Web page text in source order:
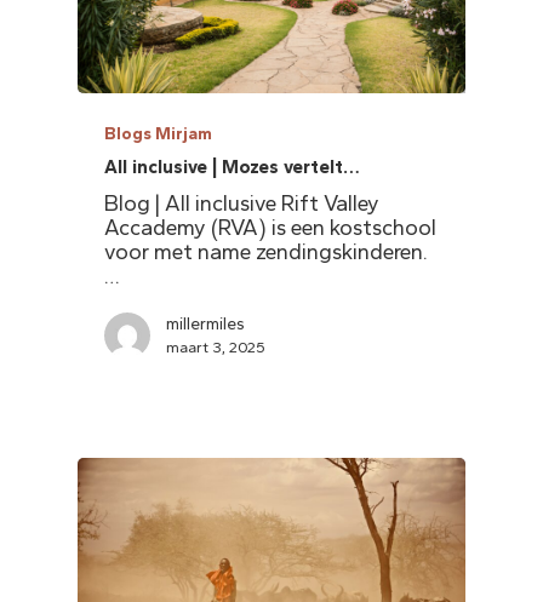
Blogs Mirjam
All inclusive | Mozes vertelt…
Blog | All inclusive Rift Valley
Accademy (RVA) is een kostschool
voor met name zendingskinderen.
…
millermiles
maart 3, 2025